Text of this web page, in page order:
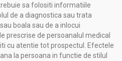
sa folositi informatiile
de a diagnostica sau trata
boala sau de a inlocui
prescrise de persoanalul medical
cu atentie tot prospectul. Efectele
la persoana in functie de stilul